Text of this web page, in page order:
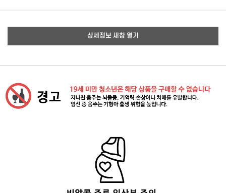
상세정보 새창 열기